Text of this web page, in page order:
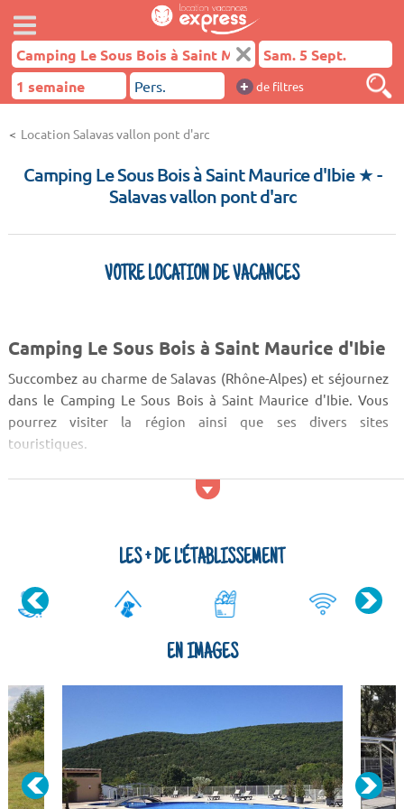
+ de filtres
Location Salavas vallon pont d'arc
Camping Le Sous Bois à Saint Maurice d'Ibie ★-
Salavas vallon pont d'arc
VOTRE LOCATION DE VACANCES
Camping Le Sous Bois à Saint Maurice d'Ibie
Succombez au charme de Salavas (Rhône-Alpes) et séjournez
dans le Camping Le Sous Bois à Saint Maurice d'Ibie. Vous
pourrez visiter la région ainsi que ses divers sites
touristiques.
un parc aquatique. Si vous désirez encore plus d'amusement,
Camping Le Sous Bois à Saint...
LES + DE L'ÉTABLISSEMENT
EN IMAGES